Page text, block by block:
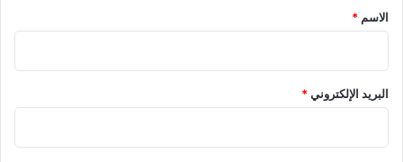
*
الاسم *
البريد الإلكتروني*